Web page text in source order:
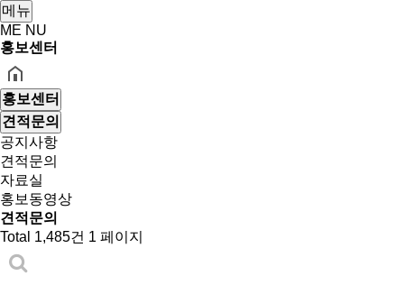
메뉴
ME NU
홍보센터
홍보센터
견적문의
공지사항
견적문의
자료실
홍보동영상
견적문의
Total 1,485건 1 페이지